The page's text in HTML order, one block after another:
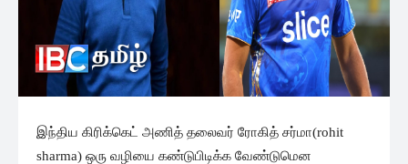
இந்திய கிரிக்கெட் அணித் தலைவர் ரோகித் சர்மா(rohit
sharma) ஒரு வழியை கண்டுபிடிக்க வேண்டுமென